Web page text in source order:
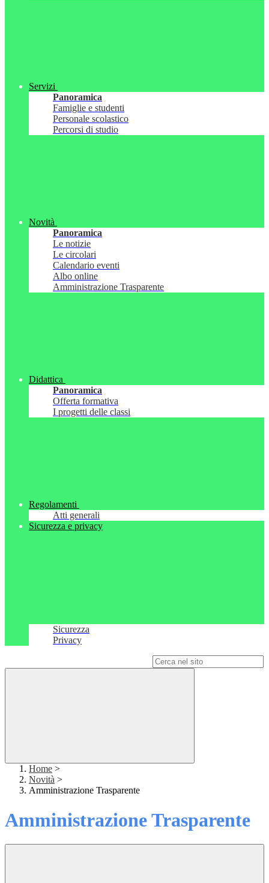
Servizi
Panoramica
Famiglie e studenti
Personale scolastico
Percorsi di studio
Novità
Panoramica
Le notizie
Le circolari
Calendario eventi
Albo online
Amministrazione Trasparente
Didattica
Panoramica
Offerta formativa
I progetti delle classi
Regolamenti
Atti generali
Sicurezza e privacy
Sicurezza
Privacy
Home >
Novità >
Amministrazione Trasparente
Amministrazione Trasparente